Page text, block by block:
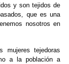
y son tejidos de
que es una
nosotros en
mujeres tejedoras
a la población a